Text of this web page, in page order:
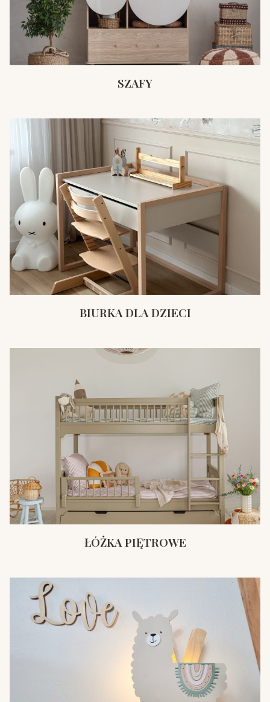
SZAFY
BIURKA DLA DZIECI
ŁÓŻKA PIĘTROWE